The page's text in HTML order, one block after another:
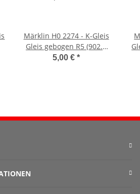
Märklin H0 2274 - K-Gleis
Gleis gebogen R5 (902.4
mm) 14° 26'
5,00 €*